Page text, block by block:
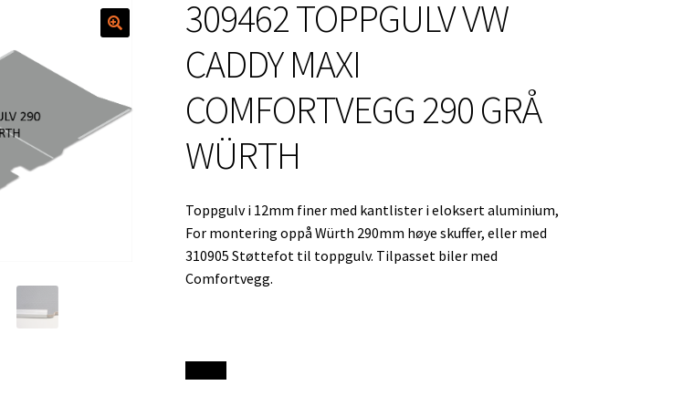
309462 TOPPGULV VW
CADDY MAXI
COMFORTVEGG 290 GRÅ
WÜRTH
Toppgulv i 12mm finer med kantlister i eloksert aluminium,
For montering oppå Würth 290mm høye skuffer, eller med
310905 Støttefot til toppgulv. Tilpasset biler med
Comfortvegg.